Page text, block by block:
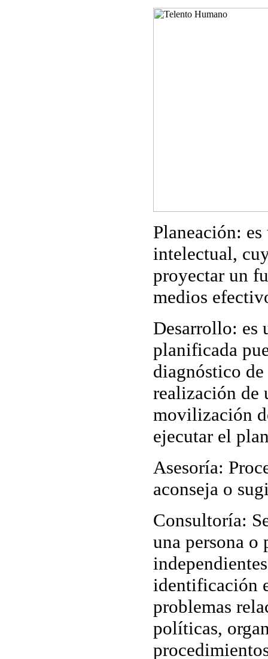
Planeación:
intelectual,
proyectar un
medios
Desarrollo: es
planificada
diagnóstico
realización de
movilización
ejecutar el
Asesoría:
aconseja o
Consultoría:
una persona o
identificación
problemas
políticas,